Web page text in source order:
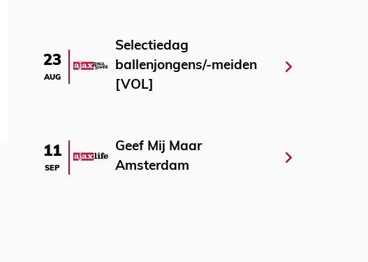
23
AUG
Selectiedag
ballenjongens/-meiden
[VOL]
11
SEP
Geef Mij Maar
Amsterdam